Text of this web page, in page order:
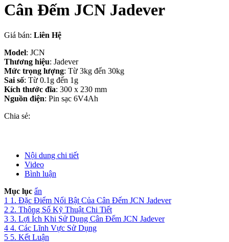
Cân Đếm JCN Jadever
Giá bán: Liên Hệ
Model: JCN
Thương hiệu: Jadever
Mức trọng lượng: Từ 3kg đến 30kg
Sai số: Từ 0.1g đến 1g
Kích thước đĩa: 300 x 230 mm
Nguồn điện: Pin sạc 6V4Ah
Chia sẻ:
Nội dung chi tiết
Video
Bình luận
Mục lục ẩn
1 1. Đặc Điểm Nổi Bật Của Cân Đếm JCN Jadever
2 2. Thông Số Kỹ Thuật Chi Tiết
3 3. Lợi Ích Khi Sử Dụng Cân Đếm JCN Jadever
4 4. Các Lĩnh Vực Sử Dụng
5 5. Kết Luận